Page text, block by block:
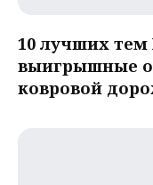
10 лучших тем
выигрышные
ковровой